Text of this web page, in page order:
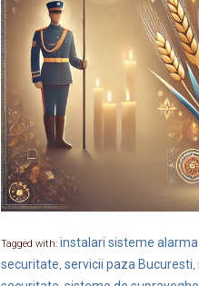
Tagged with: instalari sisteme alarma
securitate, servicii paza Bucuresti,